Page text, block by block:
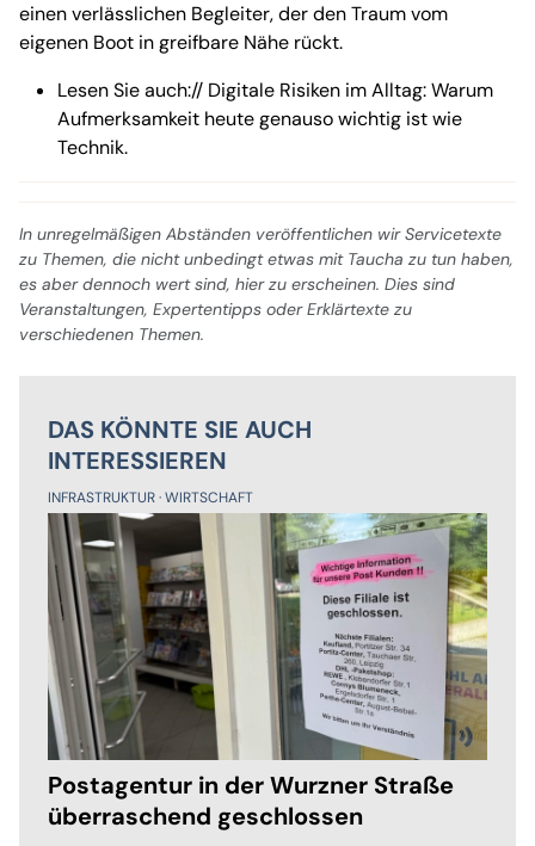
einen verlässlichen Begleiter, der den Traum vom
eigenen Boot in greifbare Nähe rückt.
Lesen Sie auch:// Digitale Risiken im Alltag: Warum
Aufmerksamkeit heute genauso wichtig ist wie
Technik.
In unregelmäßigen Abständen veröffentlichen wir Servicetexte
zu Themen, die nicht unbedingt etwas mit Taucha zu tun haben,
es aber dennoch wert sind, hier zu erscheinen. Dies sind
Veranstaltungen, Expertentipps oder Erklärtexte zu
verschiedenen Themen.
DAS KÖNNTE SIE AUCH
INTERESSIEREN
INFRASTRUKTUR WIRTSCHAFT
Postagentur in der Wurzner Straße
überraschend geschlossen